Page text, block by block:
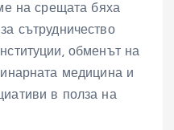
на срещата бяха
сътрудничество
обменът на
медицина и
в полза на